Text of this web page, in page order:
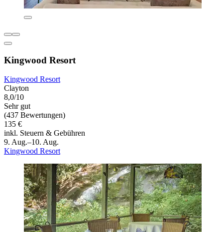
Kingwood Resort
Kingwood Resort
Clayton
8,0/10
Sehr gut
(437 Bewertungen)
135 €
inkl. Steuern & Gebühren
9. Aug.–10. Aug.
Kingwood Resort